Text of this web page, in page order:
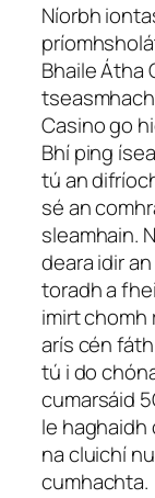
Níorbh
Bhaile Átha
Casino go
Bhí ping
tú an
sé an
sleamhain.
deara idir
toradh a
imirt chomh
arís cén
tú i do
cumarsáid
le haghaidh
na cluichí
cumhachta.